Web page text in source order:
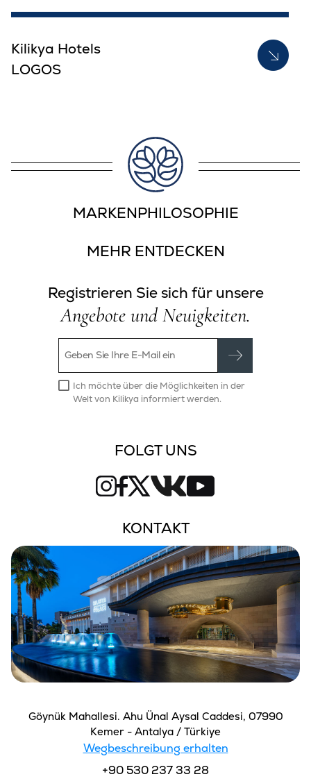
Kilikya Hotels
LOGOS
MARKENPHILOSOPHIE
MEHR ENTDECKEN
Registrieren Sie sich für unsere
Angebote und Neuigkeiten.
Ich möchte über die Möglichkeiten in der
Welt von Kilikya informiert werden.
FOLGT UNS
KONTAKT
Göynük Mahallesi. Ahu Ünal Aysal Caddesi, 07990
Kemer - Antalya / Türkiye
Wegbeschreibung erhalten
+90 530 237 33 28